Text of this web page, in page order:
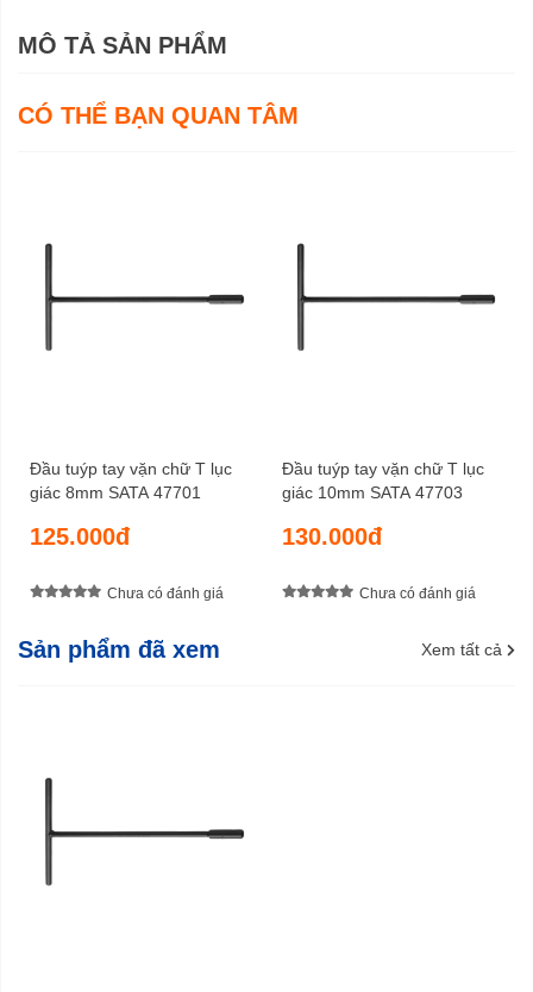
MÔ TẢ SẢN PHẨM
CÓ THỂ BẠN QUAN TÂM
Đầu tuýp tay vặn chữ T lục
giác 8mm SATA 47701
125.000đ
Chưa có đánh giá
Đầu tuýp tay vặn chữ T lục
giác 10mm SATA 47703
130.000đ
Chưa có đánh giá
Sản phẩm đã xem Xem tất cả